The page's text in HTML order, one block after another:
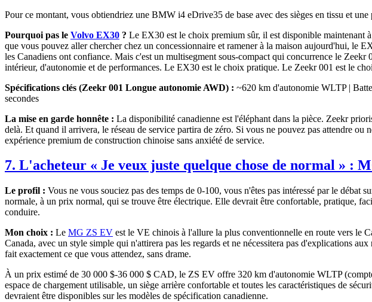
Pour ce montant, vous obtiendriez une BMW i4 eDrive35 de base avec des sièges en tissu et
Pourquoi pas le Volvo EX30 ? Le EX30 est le choix premium sûr, il est disponible maintenant
que vous pouvez aller chercher chez un concessionnaire et ramener à la maison aujourd'hui, le
les Canadiens ont confiance. Mais c'est un multisegment sous-compact qui concurrence le
intérieur, d'autonomie et de performances. Le EX30 est le choix pratique. Le Zeekr 001 est le
Spécifications clés (Zeekr 001 Longue autonomie AWD) : ~620 km d'autonomie WLTP |
secondes
La mise en garde honnête : La disponibilité canadienne est l'éléphant dans la pièce. Zeekr
delà. Et quand il arrivera, le réseau de service partira de zéro. Si vous ne pouvez pas attendre
expérience premium de construction chinoise sans anxiété de service.
7. L'acheteur « Je veux juste quelque chose de normal » :
Le profil : Vous ne vous souciez pas des temps de 0-100, vous n'êtes pas intéressé par le
normale, à un prix normal, qui se trouve être électrique. Elle devrait être confortable, pratique,
conduire.
Mon choix : Le MG ZS EV est le VE chinois à l'allure la plus conventionnelle en route vers le
Canada, avec un style simple qui n'attirera pas les regards et ne nécessitera pas d'explications
fait exactement ce que vous attendez, sans drame.
À un prix estimé de 30 000 $-36 000 $ CAD, le ZS EV offre 320 km d'autonomie WLTP
espace de chargement utilisable, un siège arrière confortable et toutes les caractéristiques de
devraient être disponibles sur les modèles de spécification canadienne.